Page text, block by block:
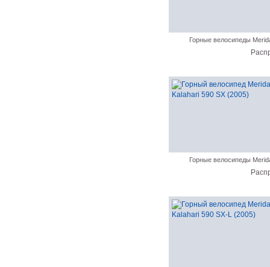
Горные велосипеды
Горные велосипеды